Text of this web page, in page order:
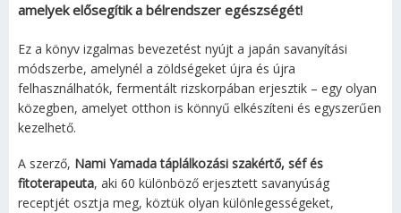
amelyek elősegítik a bélrendszer egészségét!
Ez a könyv izgalmas bevezetést nyújt a japán savanyítási
módszerbe, amelynél a zöldségeket újra és újra
felhasználhatók, fermentált rizskorpában erjesztik – egy olyan
közegben, amelyet otthon is könnyű elkészíteni és egyszerűen
kezelhető.
A szerző, Nami Yamada táplálkozási szakértő, séf és
fitoterapeuta, aki 60 különböző erjesztett savanyúság
receptjét osztja meg, köztük olyan különlegességeket,